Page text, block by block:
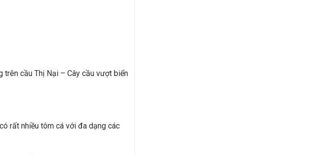
trên cầu Thị Nại – Cây cầu vượt biển
rất nhiều tôm cá với đa dạng các